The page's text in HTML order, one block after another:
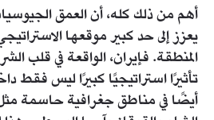
أهم من ذلك كله، أن العمق
يعزز إلى حد كبير موقعها
المنطقة. فإيران، الواقعة في قلب
تأثيرًا استراتيجيًا كبيرًا ليس فقط
أيضًا في مناطق جغرافية حاسمة